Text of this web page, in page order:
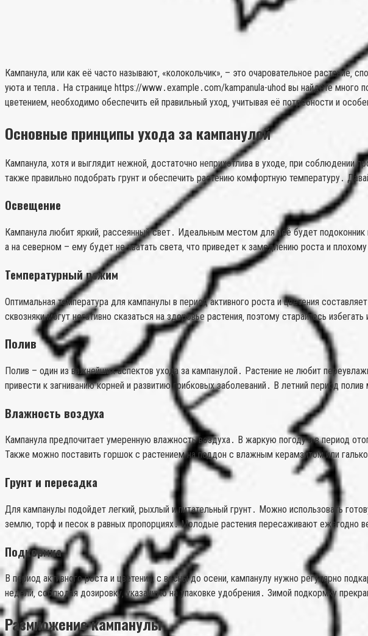
Кампанула‚ или как её часто называют‚ «колокольчик»‚ – это очаровательное
уюта и тепла․ На странице https://www․example․com/kampanula-uhod вы найдете
цветением‚ необходимо обеспечить ей правильный уход‚ учитывая её потребности и
Основные принципы ухода за кампанулой
Кампанула‚ хотя и выглядит нежной‚ достаточно неприхотлива в уходе‚ при
также правильно подобрать грунт и обеспечить растению комфортную температуру․
Освещение
Кампанула любит яркий‚ рассеянный свет․ Идеальным местом для неё будет
а на северном – ему будет не хватать света‚ что приведет к замедлению роста и
Температурный режим
Оптимальная температура для кампанулы в период активного роста и цветения
сквозняки могут негативно сказаться на здоровье растения‚ поэтому старайтесь избегать
Полив
Полив – один из важнейших аспектов ухода за кампанулой․ Растение не любит
привести к загниванию корней и развитию грибковых заболеваний․ В летний период
Влажность воздуха
Кампанула предпочитает умеренную влажность воздуха․ В жаркую погоду и в период
Также можно поставить горшок с растением на поддон с влажным керамзитом или
Грунт и пересадка
Для кампанулы подойдет легкий‚ рыхлый и питательный грунт․ Можно использовать
землю‚ торф и песок в равных пропорциях․ Молодые растения пересаживают ежегодно
Подкормка
В период активного роста и цветения‚ с весны до осени‚ кампанулу нужно регулярно
недели‚ соблюдая дозировку‚ указанную на упаковке удобрения․ Зимой подкормку
Размножение кампанулы